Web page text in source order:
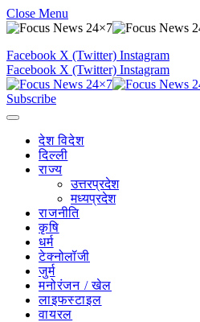
Close Menu
Facebook X (Twitter) Instagram
Facebook X (Twitter) Instagram
Subscribe
देश विदेश
दिल्ली
राज्य
उत्तरप्रदेश
मध्यप्रदेश
राजनीति
कृषि
धर्म
टेक्नोलॉजी
जुर्म
मनोरंजन / खेल
लाइफस्टाइल
वायरल